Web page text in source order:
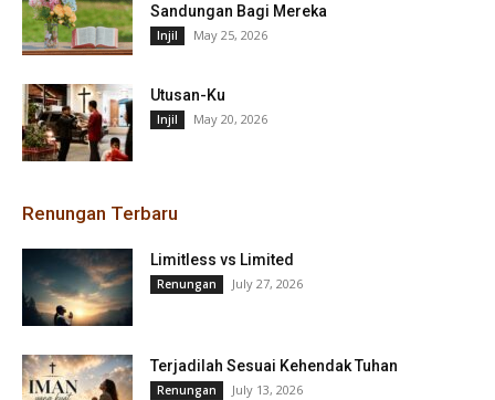
Sandungan Bagi Mereka
Injil May 25, 2026
Utusan-Ku
Injil May 20, 2026
Renungan Terbaru
Limitless vs Limited
Renungan July 27, 2026
Terjadilah Sesuai Kehendak Tuhan
Renungan July 13, 2026